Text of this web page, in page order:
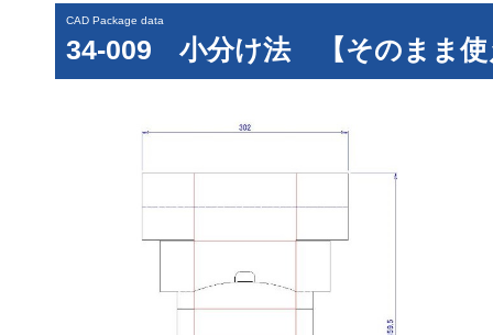
CAD Package data
34-009 小分け法 【そのまま使